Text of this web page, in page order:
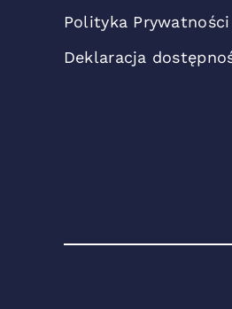
Polityka Prywatności
Deklaracja